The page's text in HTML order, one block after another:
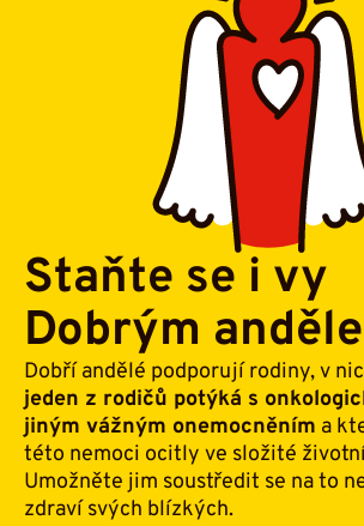
Staňte se i vy
Dobrým
Dobří andělé podporují rodiny, v
jeden z rodičů potýká s
jiným vážným onemocněním a
této nemoci ocitly ve složité
Umožněte jim soustředit se na to
zdraví svých blízkých.